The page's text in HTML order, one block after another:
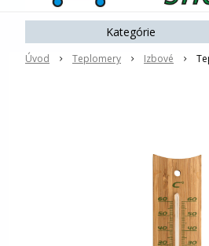
Úvod Teplomery Izbové
Kategórie